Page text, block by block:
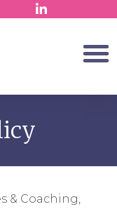
& Coaching,